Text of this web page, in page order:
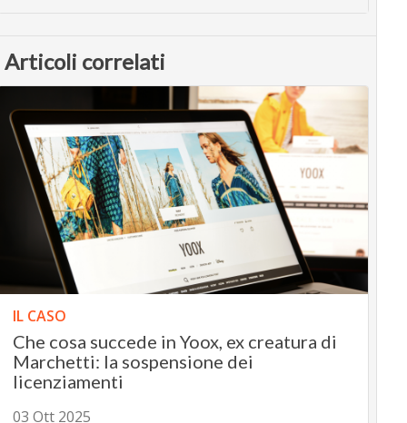
Articoli correlati
IL CASO
Che cosa succede in Yoox, ex creatura di
Marchetti: la sospensione dei
licenziamenti
03 Ott 2025